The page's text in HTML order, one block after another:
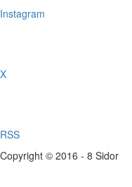
Instagram
X
RSS
Copyright © 2016 - 8 Sidor